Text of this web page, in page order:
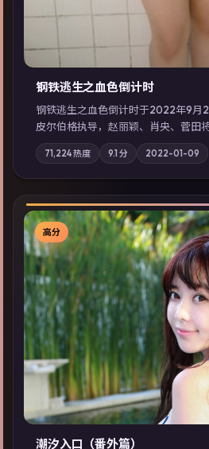
钢铁逃生之血色倒计时
钢铁逃生之血色倒计时于2022年9月
皮尔伯格执导，赵丽颖、肖央、菅田
叙事主轴，失踪人口档案牵出跨国灰
地域气质；站内亦可通过「国产免费
展检索同类型高分佳作，畅享高清在
71,224热度 9.1 分 2022-01-09
▶
高分
潮汐入口（番外篇）